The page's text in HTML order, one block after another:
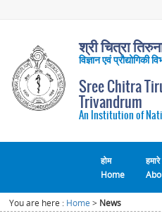
श्री चित्रा
विज्ञान एवं
Sree Chitra
Trivandrum
An Institution of
होम
Home
You are here : Home > News